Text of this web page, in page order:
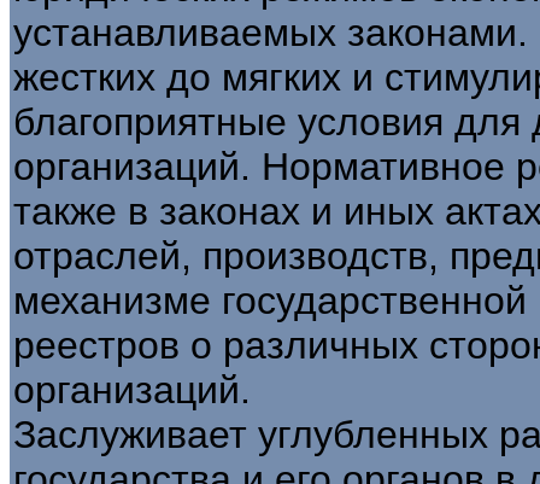
устанавливаемых
жестких до мягких и
благоприятные условия для
организаций. Нормативное
также в законах и иных
отраслей, производств,
механизме
реестров о различных
организаций.
Заслуживает углубленных